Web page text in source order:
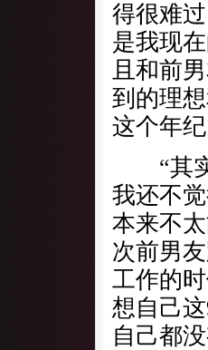
得很难
是我现
且和前
到的理
这个年
“其实
我还不
本来不
次前男
工作的
想自己
自己都